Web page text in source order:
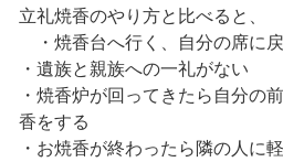
立礼焼香のやり方と比べると、
・焼香台へ行く、自分の席に
・遺族と親族への一礼がない
・焼香炉が回ってきたら自分の
香をする
・お焼香が終わったら隣の人に